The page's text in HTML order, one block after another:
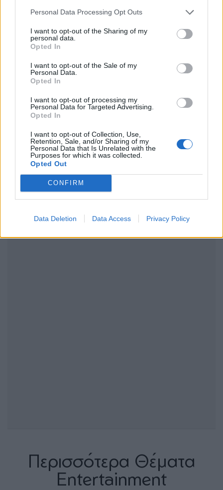
Personal Data Processing Opt Outs
I want to opt-out of the Sharing of my
personal data.
Opted In
I want to opt-out of the Sale of my
Personal Data.
Opted In
I want to opt-out of processing my
Personal Data for Targeted Advertising.
Opted In
I want to opt-out of Collection, Use,
Retention, Sale, and/or Sharing of my
Personal Data that Is Unrelated with the
Purposes for which it was collected.
Opted Out
CONFIRM
Data Deletion Data Access Privacy Policy
Ακολουθήστε το Pink.gr στοGoogle News
Ακολουθήστε το Pink.gr και στοInstagram
ΔΙΑΦΗΜΙΣΗ
Περισσότερα Θέματα
Entertainment